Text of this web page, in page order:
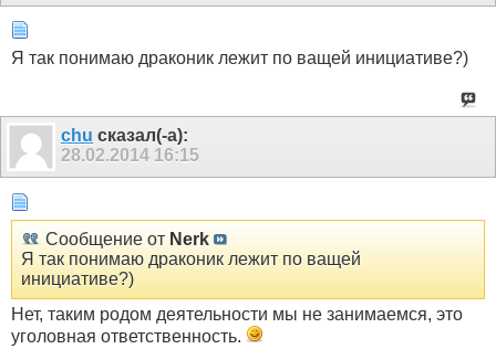
Я так понимаю драконик лежит по ващей инициативе?)
chu сказал(-а):
28.02.2014 16:15
Сообщение от Nerk
Я так понимаю драконик лежит по ващей
инициативе?)
Нет, таким родом деятельности мы не занимаемся, это
уголовная ответственность.